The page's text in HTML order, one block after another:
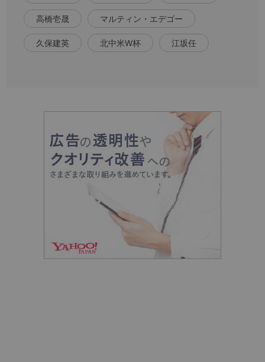
高橋壱晟 マルティン・エデゴー
久保建英 北中米W杯 江坂任